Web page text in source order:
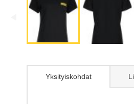
beginningYksityiskohdat